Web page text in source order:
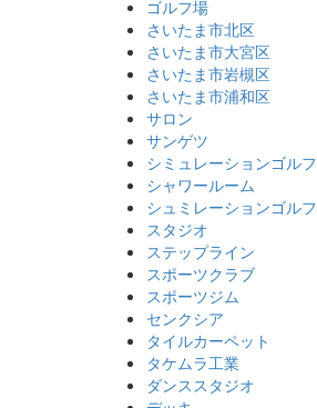
ゴルフ場
さいたま市北区
さいたま市大宮区
さいたま市岩槻区
さいたま市浦和区
サロン
サンゲツ
シミュレーションゴルフ
シャワールーム
シュミレーションゴルフ
スタジオ
ステップライン
スポーツクラブ
スポーツジム
センクシア
タイルカーペット
タケムラ工業
ダンススタジオ